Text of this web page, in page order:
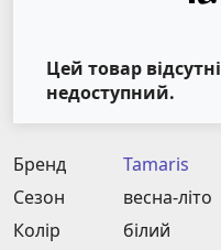
Цей товар
недоступний.
Бренд
Tamaris
Сезон
весна-літо
Колір
білий